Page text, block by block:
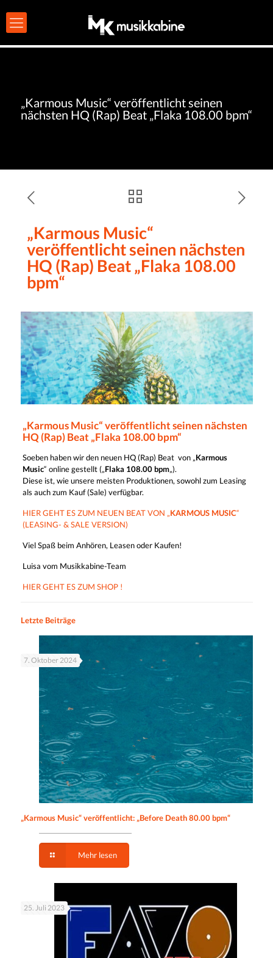
„Karmous Music“ veröffentlicht seinen
nächsten HQ (Rap) Beat „Flaka 108.00 bpm“
„Karmous Music“
veröffentlicht seinen nächsten
HQ (Rap) Beat „Flaka 108.00
bpm“
„Karmous Music“ veröffentlicht seinen nächsten
HQ (Rap) Beat „Flaka 108.00 bpm“
Soeben haben wir den neuen HQ (Rap) Beat von „Karmous
Music“ online gestellt („Flaka 108.00 bpm„).
Diese ist, wie unsere meisten Produktionen, sowohl zum Leasing
als auch zum Kauf (Sale) verfügbar.
HIER GEHT ES ZUM NEUEN BEAT VON „KARMOUS MUSIC“
(LEASING- & SALE VERSION)
Viel Spaß beim Anhören, Leasen oder Kaufen!
Luisa vom Musikkabine-Team
HIER GEHT ES ZUM SHOP !
Letzte Beiträge
7. Oktober 2024
„Karmous Music“ veröffentlicht: „Before Death 80.00 bpm“
Mehr lesen
25. Juli 2023